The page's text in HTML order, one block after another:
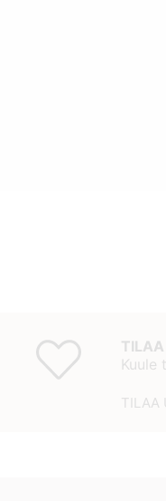
Kuule
TILAA